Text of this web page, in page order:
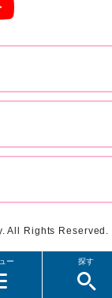
ー 探す
All Rights Reserved.